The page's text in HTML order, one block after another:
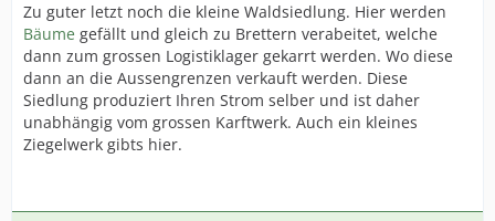
Zu guter letzt noch die kleine Waldsiedlung. Hier werden
Bäume gefällt und gleich zu Brettern verabeitet, welche
dann zum grossen Logistiklager gekarrt werden. Wo diese
dann an die Aussengrenzen verkauft werden. Diese
Siedlung produziert Ihren Strom selber und ist daher
unabhängig vom grossen Karftwerk. Auch ein kleines
Ziegelwerk gibts hier.